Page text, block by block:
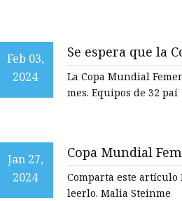
Feb 03,
2024
Se espera que la
deportes
La Copa Mundial
mes. Equipos de 32 paí
Jan 27,
2024
Copa Mundial
de angustias
Comparta este
leerlo. Malia Steinme